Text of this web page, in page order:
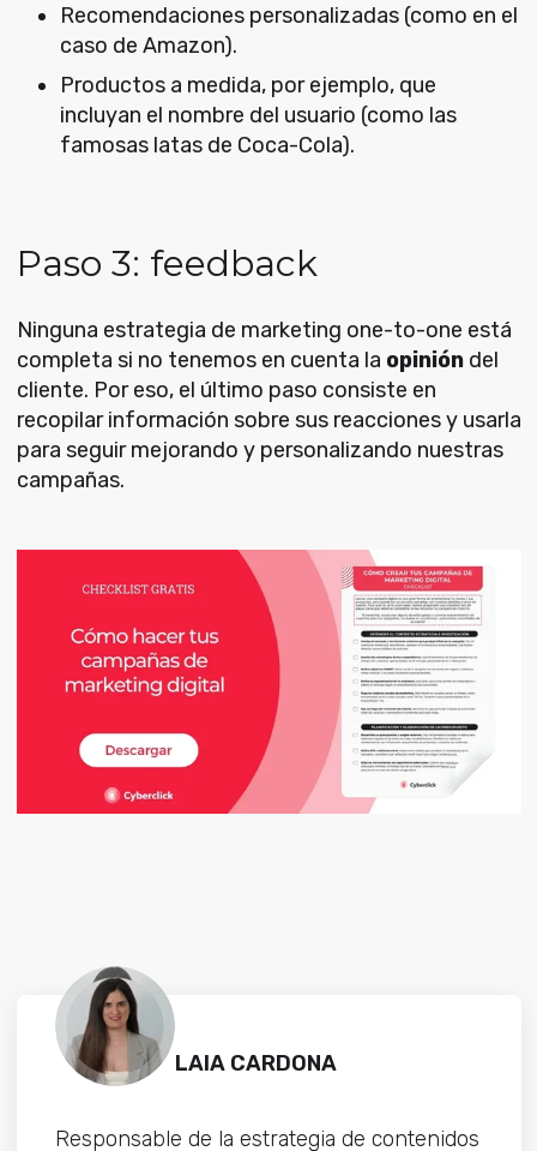
Recomendaciones personalizadas (como en el
caso de Amazon).
Productos a medida, por ejemplo, que
incluyan el nombre del usuario (como las
famosas latas de Coca-Cola).
Paso 3: feedback
Ninguna estrategia de marketing one-to-one está
completa si no tenemos en cuenta la opinióndel
cliente. Por eso, el último paso consiste en
recopilar información sobre sus reacciones y usarla
para seguir mejorando y personalizando nuestras
campañas.
LAIA CARDONA
Responsable de la estrategia de contenidos